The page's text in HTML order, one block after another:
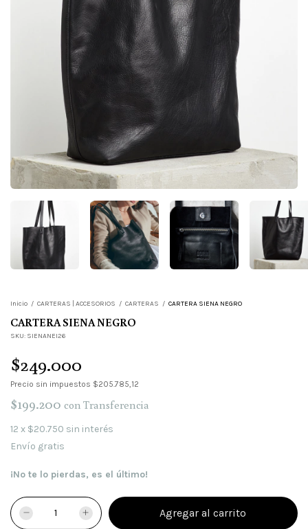
Inicio / CARTERAS | ACCESORIOS / CARTERAS / CARTERA SIENA NEGRO
CARTERA SIENA NEGRO
SKU: SIENANEI26
$249.000
Precio sin impuestos $205.785,12
$199.200 con Transferencia
12 x $20.750 sin interés
Envío gratis
¡No te lo pierdas, es el último!